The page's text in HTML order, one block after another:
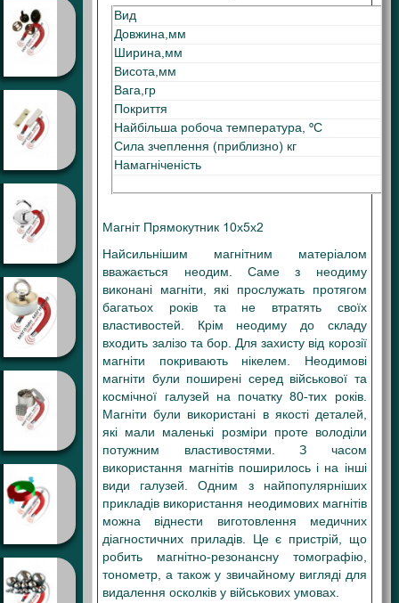
Вид
Довжина,мм
Ширина,мм
Висота,мм
Вага,гр
Покриття
Найбільша робоча температура, ºС
Сила зчеплення (приблизно) кг
Намагніченість
Магніт Прямокутник 10х5х2
Найсильнішим магнітним матеріалом
вважається неодим. Саме з неодиму
виконані магніти, які прослужать протягом
багатьох років та не втратять своїх
властивостей. Крім неодиму до складу
входить залізо та бор. Для захисту від корозії
магніти покривають нікелем. Неодимові
магніти були поширені серед військової та
космічної галузей на початку 80-тих років.
Магніти були використані в якості деталей,
які мали маленькі розміри проте володіли
потужним властивостями. З часом
використання магнітів поширилось і на інші
види галузей. Одним з найпопулярніших
прикладів використання неодимових магнітів
можна віднести виготовлення медичних
діагностичних приладів. Це є пристрій, що
робить магнітно-резонансну томографію,
тонометр, а також у звичайному вигляді для
видалення осколків у військових умовах.